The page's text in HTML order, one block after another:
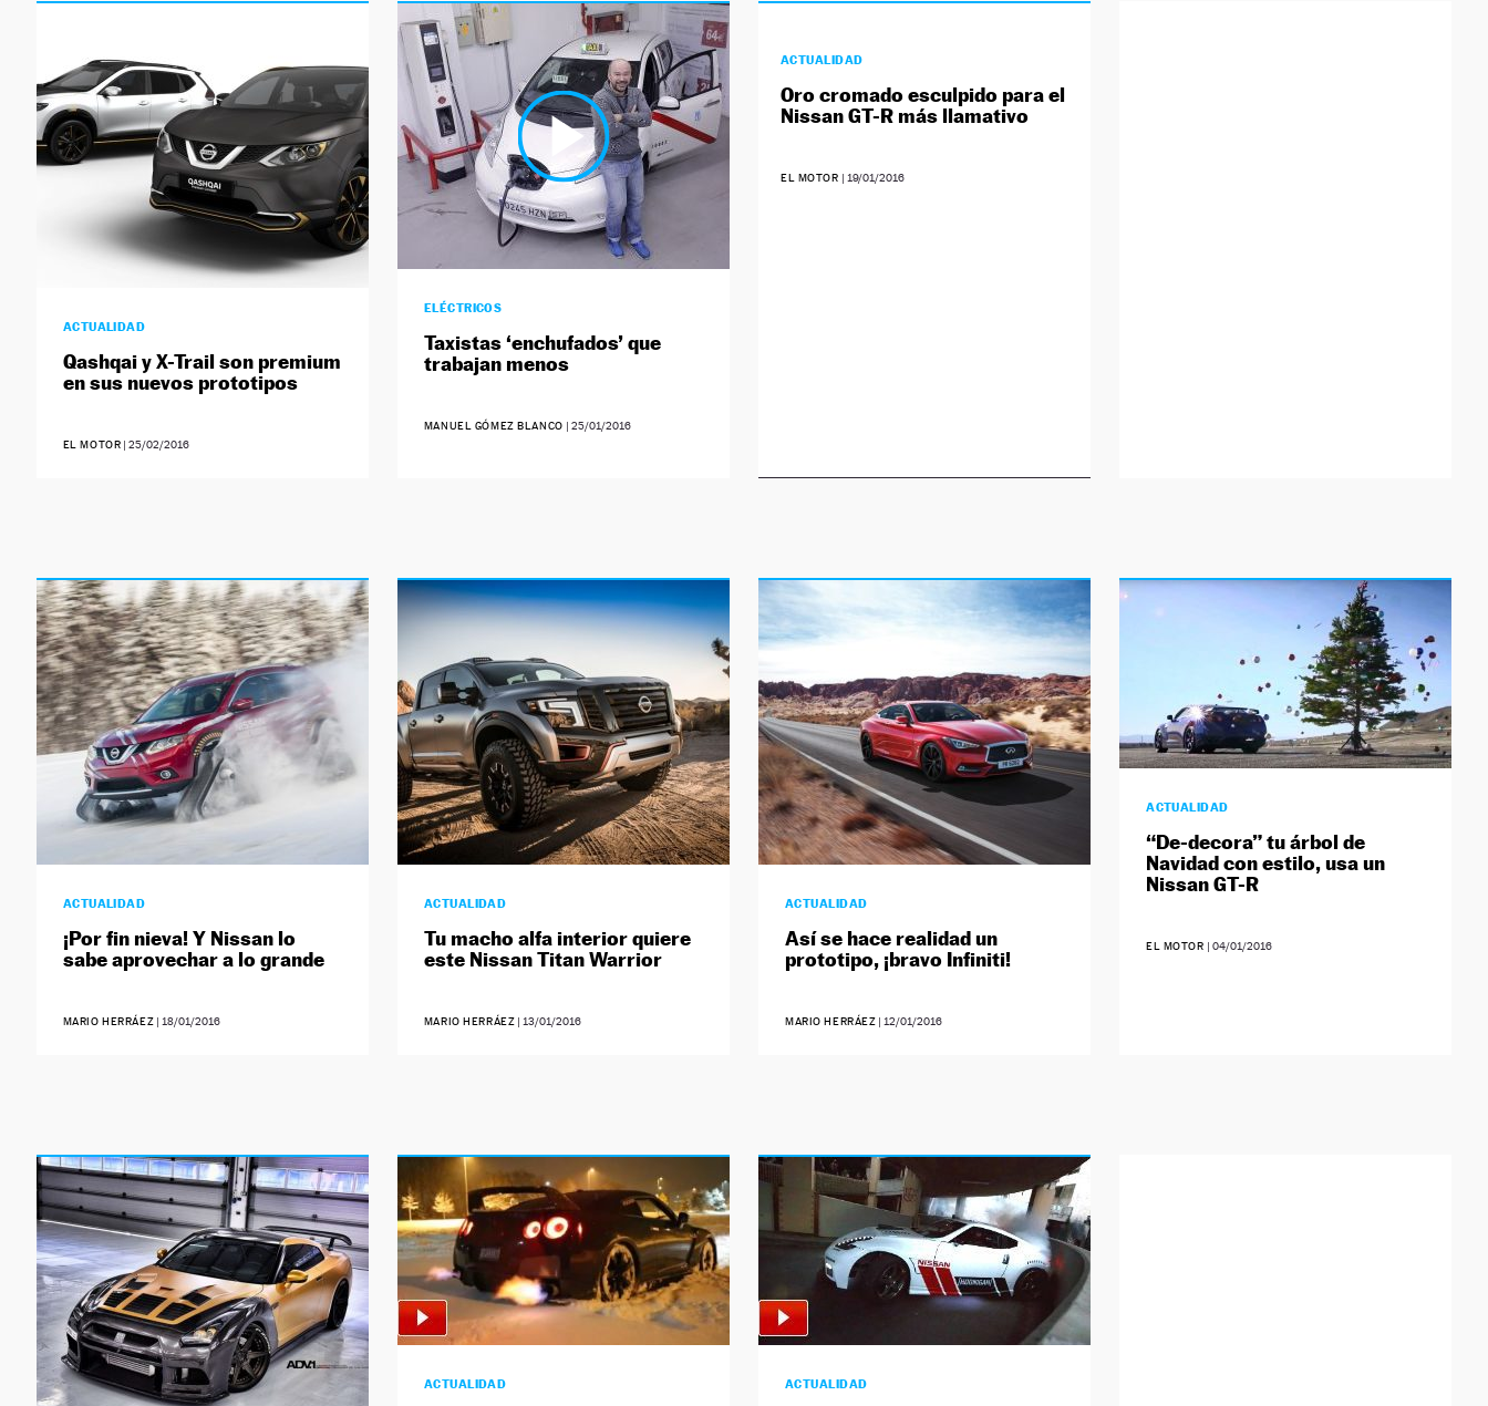
ACTUALIDAD
Qashqai y X-Trail son premium
en sus nuevos prototipos
EL MOTOR |25/02/2016
ELÉCTRICOS
Taxistas ‘enchufados’ que
trabajan menos
MANUEL GÓMEZ BLANCO | 25/01/2016
ACTUALIDAD
Oro cromado esculpido para el
Nissan GT-R más llamativo
EL MOTOR | 19/01/2016
ACTUALIDAD
¡Por fin nieva! Y Nissan lo
sabe aprovechar a lo grande
MARIO HERRÁEZ | 18/01/2016
ACTUALIDAD
Tu macho alfa interior quiere
este Nissan Titan Warrior
MARIO HERRÁEZ | 13/01/2016
ACTUALIDAD
Así se hace realidad un
prototipo, ¡bravo Infiniti!
MARIO HERRÁEZ | 12/01/2016
ACTUALIDAD
“De-decora” tu árbol de
Navidad con estilo, usa un
Nissan GT-R
EL MOTOR | 04/01/2016
ACTUALIDAD ACTUALIDAD